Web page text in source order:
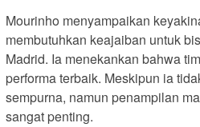
Mourinho menyampaikan
membutuhkan keajaiban untuk
Madrid. Ia menekankan bahwa
performa terbaik. Meskipun ia
sempurna, namun penampilan
sangat penting.